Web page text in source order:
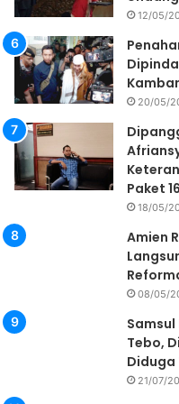
12/05/
20/05/
Paket
18/05/
Amien
08/05/
Samsul
Tebo,
Diduga
21/07/